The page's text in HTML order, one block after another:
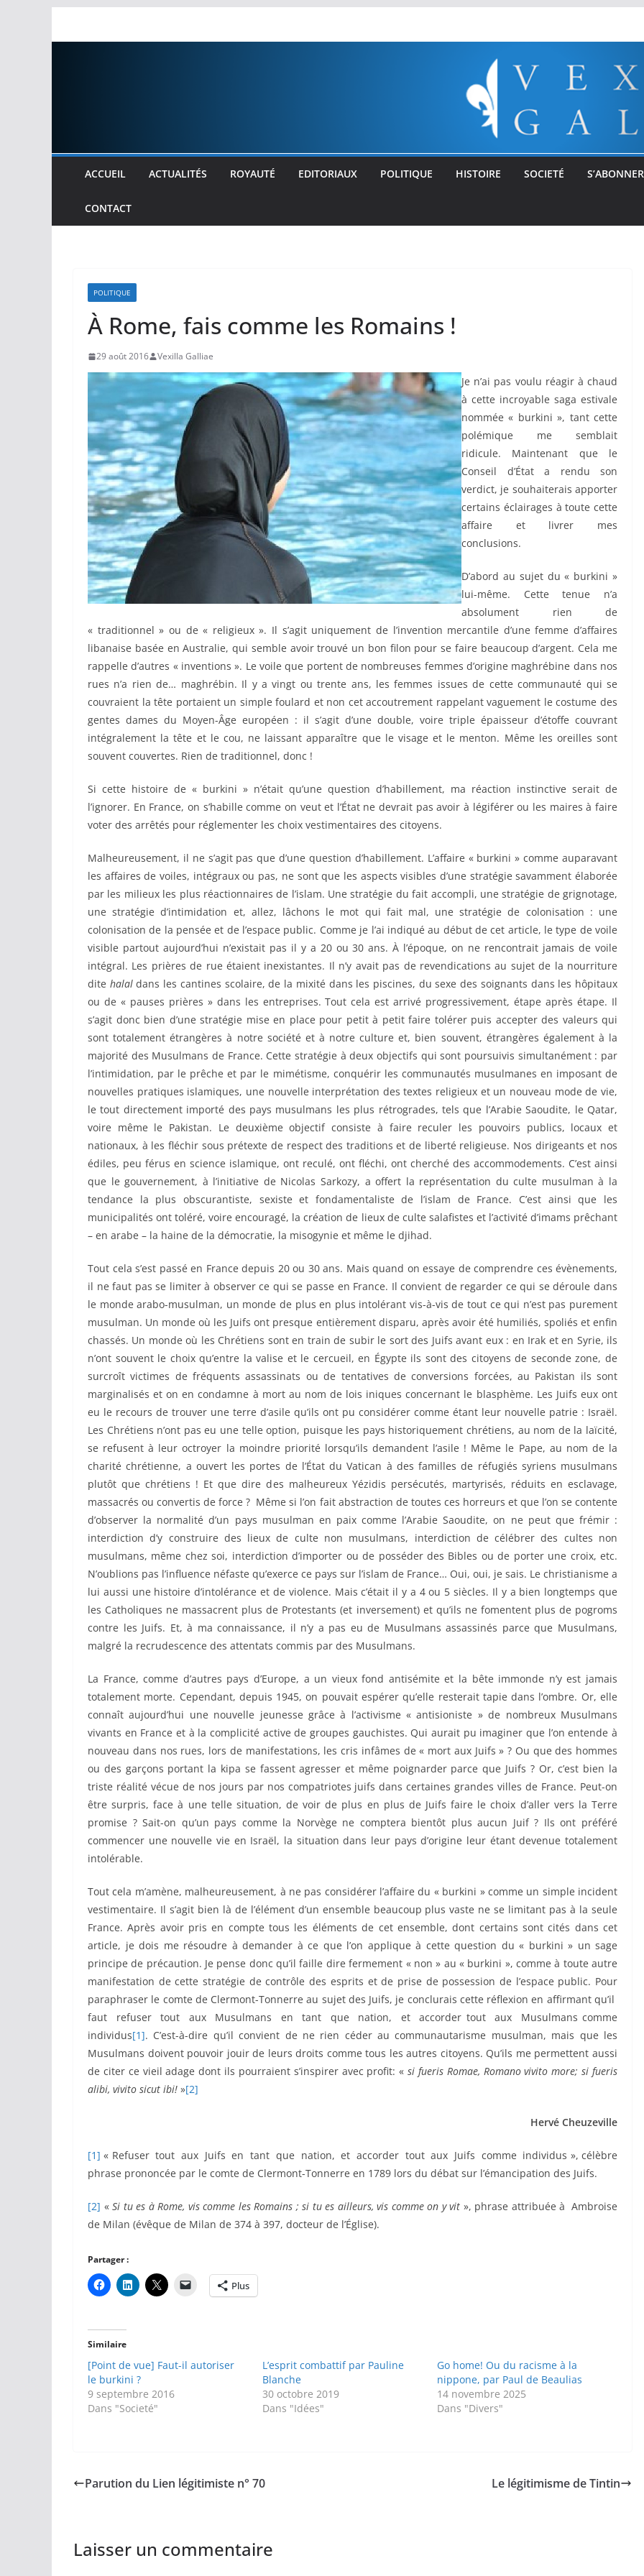
ACCUEIL ACTUALITÉS ROYAUTÉ EDITORIAUX POLITIQUE HISTOIRE SOCIETÉ
CONTACT
POLITIQUE
À Rome, fais comme les Romains !
29 août 2016 Vexilla Galliae
Je n’ai pas voulu réagir à chaud
à cette incroyable saga estivale
nommée « burkini », tant cette
polémique me semblait
ridicule. Maintenant que le
Conseil d’État a rendu son
verdict, je souhaiterais apporter
certains éclairages à toute cette
affaire et livrer mes
conclusions.
D’abord au sujet du « burkini »
lui-même. Cette tenue n’a
absolument rien de
« traditionnel » ou de « religieux ». Il s’agit uniquement de l’invention mercantile d’une femme d’affaires
libanaise basée en Australie, qui semble avoir trouvé un bon filon pour se faire beaucoup d’argent. Cela me
rappelle d’autres « inventions ». Le voile que portent de nombreuses femmes d’origine maghrébine dans nos
rues n’a rien de… maghrébin. Il y a vingt ou trente ans, les femmes issues de cette communauté qui se
couvraient la tête portaient un simple foulard et non cet accoutrement rappelant vaguement le costume des
gentes dames du Moyen-Âge européen : il s’agit d’une double, voire triple épaisseur d’étoffe couvrant
intégralement la tête et le cou, ne laissant apparaître que le visage et le menton. Même les oreilles sont
souvent couvertes. Rien de traditionnel, donc !
Si cette histoire de « burkini » n’était qu’une question d’habillement, ma réaction instinctive serait de
l’ignorer. En France, on s’habille comme on veut et l’État ne devrait pas avoir à légiférer ou les maires à faire
voter des arrêtés pour réglementer les choix vestimentaires des citoyens.
Malheureusement, il ne s’agit pas que d’une question d’habillement. L’affaire « burkini » comme auparavant
les affaires de voiles, intégraux ou pas, ne sont que les aspects visibles d’une stratégie savamment élaborée
par les milieux les plus réactionnaires de l’islam. Une stratégie du fait accompli, une stratégie de grignotage,
une stratégie d’intimidation et, allez, lâchons le mot qui fait mal, une stratégie de colonisation : une
colonisation de la pensée et de l’espace public. Comme je l’ai indiqué au début de cet article, le type de voile
visible partout aujourd’hui n’existait pas il y a 20 ou 30 ans. À l’époque, on ne rencontrait jamais de voile
intégral. Les prières de rue étaient inexistantes. Il n’y avait pas de revendications au sujet de la nourriture
dite halaldans les cantines scolaire, de la mixité dans les piscines, du sexe des soignants dans les hôpitaux
ou de « pauses prières » dans les entreprises. Tout cela est arrivé progressivement, étape après étape. Il
s’agit donc bien d’une stratégie mise en place pour petit à petit faire tolérer puis accepter des valeurs qui
sont totalement étrangères à notre société et à notre culture et, bien souvent, étrangères également à la
majorité des Musulmans de France. Cette stratégie à deux objectifs qui sont poursuivis simultanément : par
l’intimidation, par le prêche et par le mimétisme, conquérir les communautés musulmanes en imposant de
nouvelles pratiques islamiques, une nouvelle interprétation des textes religieux et un nouveau mode de vie,
le tout directement importé des pays musulmans les plus rétrogrades, tels que l’Arabie Saoudite, le Qatar,
voire même le Pakistan. Le deuxième objectif consiste à faire reculer les pouvoirs publics, locaux et
nationaux, à les fléchir sous prétexte de respect des traditions et de liberté religieuse. Nos dirigeants et nos
édiles, peu férus en science islamique, ont reculé, ont fléchi, ont cherché des accommodements. C’est ainsi
que le gouvernement, à l’initiative de Nicolas Sarkozy, a offert la représentation du culte musulman à la
tendance la plus obscurantiste, sexiste et fondamentaliste de l’islam de France. C’est ainsi que les
municipalités ont toléré, voire encouragé, la création de lieux de culte salafistes et l’activité d’imams prêchant
– en arabe – la haine de la démocratie, la misogynie et même le djihad.
Tout cela s’est passé en France depuis 20 ou 30 ans. Mais quand on essaye de comprendre ces évènements,
il ne faut pas se limiter à observer ce qui se passe en France. Il convient de regarder ce qui se déroule dans
le monde arabo-musulman, un monde de plus en plus intolérant vis-à-vis de tout ce qui n’est pas purement
musulman. Un monde où les Juifs ont presque entièrement disparu, après avoir été humiliés, spoliés et enfin
chassés. Un monde où les Chrétiens sont en train de subir le sort des Juifs avant eux : en Irak et en Syrie, ils
n’ont souvent le choix qu’entre la valise et le cercueil, en Égypte ils sont des citoyens de seconde zone, de
surcroît victimes de fréquents assassinats ou de tentatives de conversions forcées, au Pakistan ils sont
marginalisés et on en condamne à mort au nom de lois iniques concernant le blasphème. Les Juifs eux ont
eu le recours de trouver une terre d’asile qu’ils ont pu considérer comme étant leur nouvelle patrie : Israël.
Les Chrétiens n’ont pas eu une telle option, puisque les pays historiquement chrétiens, au nom de la laïcité,
se refusent à leur octroyer la moindre priorité lorsqu’ils demandent l’asile ! Même le Pape, au nom de la
charité chrétienne, a ouvert les portes de l’État du Vatican à des familles de réfugiés syriens musulmans
plutôt que chrétiens ! Et que dire des malheureux Yézidis persécutés, martyrisés, réduits en esclavage,
massacrés ou convertis de force ? Même si l’on fait abstraction de toutes ces horreurs et que l’on se contente
d’observer la normalité d’un pays musulman en paix comme l’Arabie Saoudite, on ne peut que frémir :
interdiction d’y construire des lieux de culte non musulmans, interdiction de célébrer des cultes non
musulmans, même chez soi, interdiction d’importer ou de posséder des Bibles ou de porter une croix, etc.
N’oublions pas l’influence néfaste qu’exerce ce pays sur l’islam de France… Oui, oui, je sais. Le christianisme a
lui aussi une histoire d’intolérance et de violence. Mais c’était il y a 4 ou 5 siècles. Il y a bien longtemps que
les Catholiques ne massacrent plus de Protestants (et inversement) et qu’ils ne fomentent plus de pogroms
contre les Juifs. Et, à ma connaissance, il n’y a pas eu de Musulmans assassinés parce que Musulmans,
malgré la recrudescence des attentats commis par des Musulmans.
La France, comme d’autres pays d’Europe, a un vieux fond antisémite et la bête immonde n’y est jamais
totalement morte. Cependant, depuis 1945, on pouvait espérer qu’elle resterait tapie dans l’ombre. Or, elle
connaît aujourd’hui une nouvelle jeunesse grâce à l’activisme « antisioniste » de nombreux Musulmans
vivants en France et à la complicité active de groupes gauchistes. Qui aurait pu imaginer que l’on entende à
nouveau dans nos rues, lors de manifestations, les cris infâmes de « mort aux Juifs » ? Ou que des hommes
ou des garçons portant la kipa se fassent agresser et même poignarder parce que Juifs ? Or, c’est bien la
triste réalité vécue de nos jours par nos compatriotes juifs dans certaines grandes villes de France. Peut-on
être surpris, face à une telle situation, de voir de plus en plus de Juifs faire le choix d’aller vers la Terre
promise ? Sait-on qu’un pays comme la Norvège ne comptera bientôt plus aucun Juif ? Ils ont préféré
commencer une nouvelle vie en Israël, la situation dans leur pays d’origine leur étant devenue totalement
intolérable.
Tout cela m’amène, malheureusement, à ne pas considérer l’affaire du « burkini » comme un simple incident
vestimentaire. Il s’agit bien là de l’élément d’un ensemble beaucoup plus vaste ne se limitant pas à la seule
France. Après avoir pris en compte tous les éléments de cet ensemble, dont certains sont cités dans cet
article, je dois me résoudre à demander à ce que l’on applique à cette question du « burkini » un sage
principe de précaution. Je pense donc qu’il faille dire fermement « non » au « burkini », comme à toute autre
manifestation de cette stratégie de contrôle des esprits et de prise de possession de l’espace public. Pour
paraphraser le comte de Clermont-Tonnerre au sujet des Juifs, je conclurais cette réflexion en affirmant qu’il
faut refuser tout aux Musulmans en tant que nation, et accorder tout aux Musulmans comme
individus[1]. C’est-à-dire qu’il convient de ne rien céder au communautarisme musulman, mais que les
Musulmans doivent pouvoir jouir de leurs droits comme tous les autres citoyens. Qu’ils me permettent aussi
de citer ce vieil adage dont ils pourraient s’inspirer avec profit: «si fueris Romae, Romano vivito more; si fueris
alibi, vivito sicut ibi! »[2]
Hervé Cheuzeville
[1] « Refuser tout aux Juifs en tant que nation, et accorder tout aux Juifs comme individus », célèbre
phrase prononcée par le comte de Clermont-Tonnerre en 1789 lors du débat sur l’émancipation des Juifs.
[2] « Si tu es à Rome, vis comme les Romains ; si tu es ailleurs, vis comme on y vit », phrase attribuée à Ambroise
de Milan (évêque de Milan de 374 à 397, docteur de l’Église).
Partager :
Plus
Similaire
[Point de vue] Faut-il autoriser
le burkini ?
9 septembre 2016
Dans "Societé"
L’esprit combattif par Pauline
Blanche
30 octobre 2019
Dans "Idées"
Go home! Ou du racisme à la
nippone, par Paul de Beaulias
14 novembre 2025
Dans "Divers"
Parution du Lien légitimiste n° 70 Le légitimisme de Tintin
Laisser un commentaire